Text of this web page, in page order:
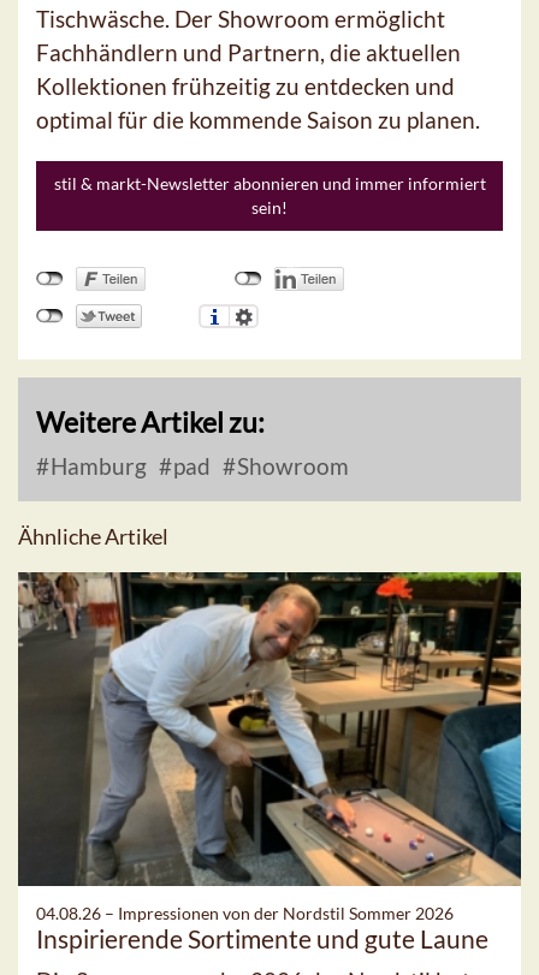
Tischwäsche. Der Showroom ermöglicht
Fachhändlern und Partnern, die aktuellen
Kollektionen frühzeitig zu entdecken und
optimal für die kommende Saison zu planen.
stil & markt-Newsletter abonnieren und immer informiert
sein!
Weitere Artikel zu:
Hamburg pad Showroom
Ähnliche Artikel
04.08.26 – Impressionen von der Nordstil Sommer 2026
Inspirierende Sortimente und gute Laune